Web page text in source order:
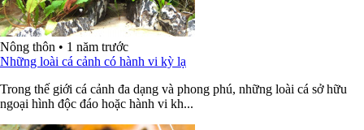
Nông thôn • 1 năm trước
Những loài cá cảnh có hành vi kỳ lạ
Trong thế giới cá cảnh đa dạng và phong phú, những loài cá sở hữu
ngoại hình độc đáo hoặc hành vi kh...